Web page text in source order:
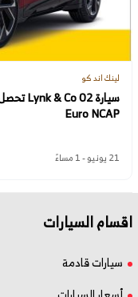
لينك اند كو
Euro NCAP
21 يونيو - 1 مساءً
اقسام السيارات
سيارات قادمة